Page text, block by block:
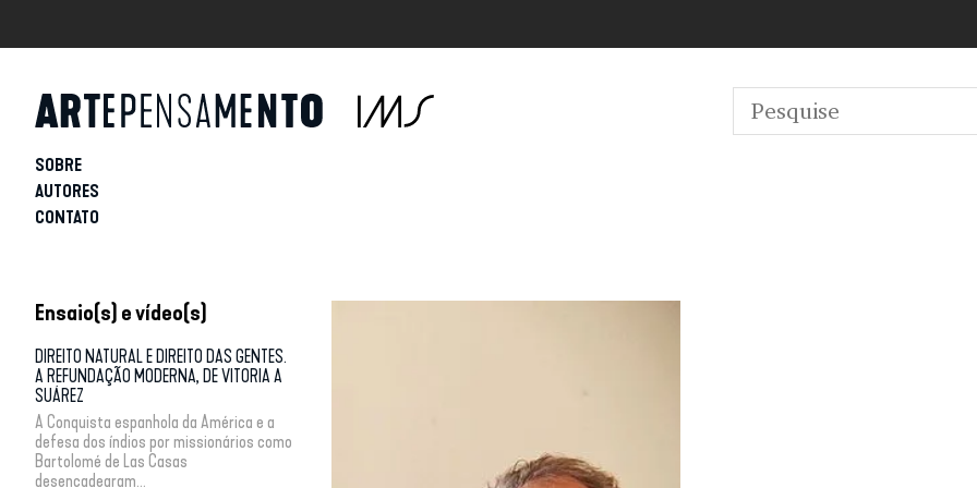
SOBRE
AUTORES
CONTATO
Ensaio(s) e vídeo(s)
DIREITO NATURAL E DIREITO DAS GENTES.
A REFUNDAÇÃO MODERNA, DE VITORIA A
SUÁREZ
A Conquista espanhola da América e a
defesa dos índios por missionários como
Bartolomé de Las Casas
desencadearam...